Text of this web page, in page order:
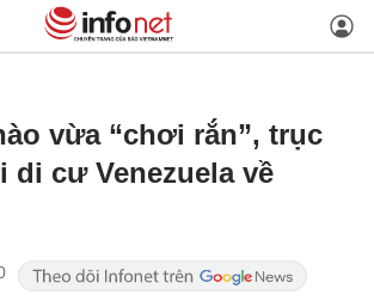
vừa “chơi rắn”, trục
di cư Venezuela về